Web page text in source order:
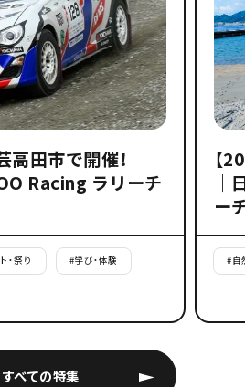
すべての特集
高田市で開催！
Racing ラリーチ
・祭り #学び・体験
【
｜
ー
#自